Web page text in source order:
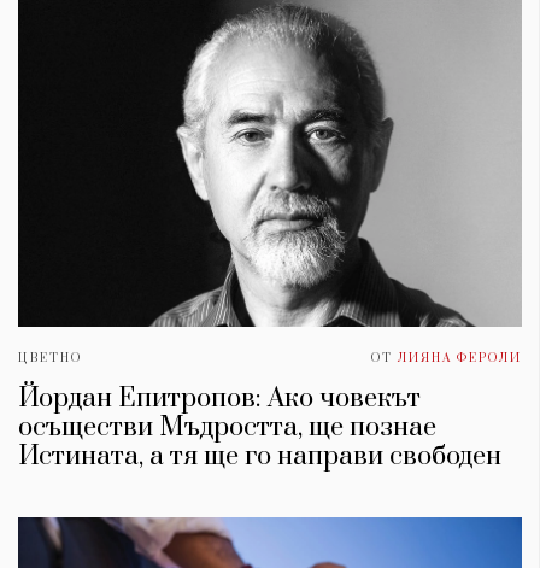
ЦВЕТНО ОТ ЛИЯНА ФЕРОЛИ
Йордан Епитропов: Ако човекът
осъществи Мъдростта, ще познае
Истината, а тя ще го направи свободен